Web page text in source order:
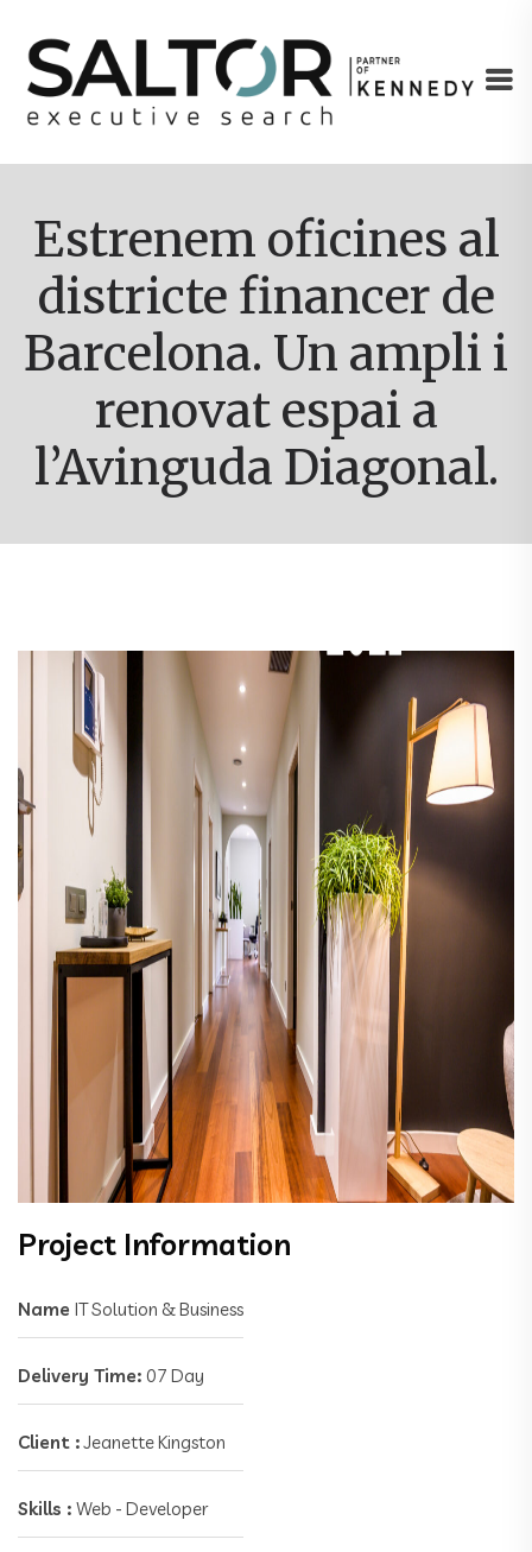
Estrenem oficines al
districte financer de
Barcelona. Un ampli i
renovat espai a
l’Avinguda Diagonal.
Project Information
Name IT Solution & Business
Delivery Time: 07 Day
Client : Jeanette Kingston
Skills : Web - Developer